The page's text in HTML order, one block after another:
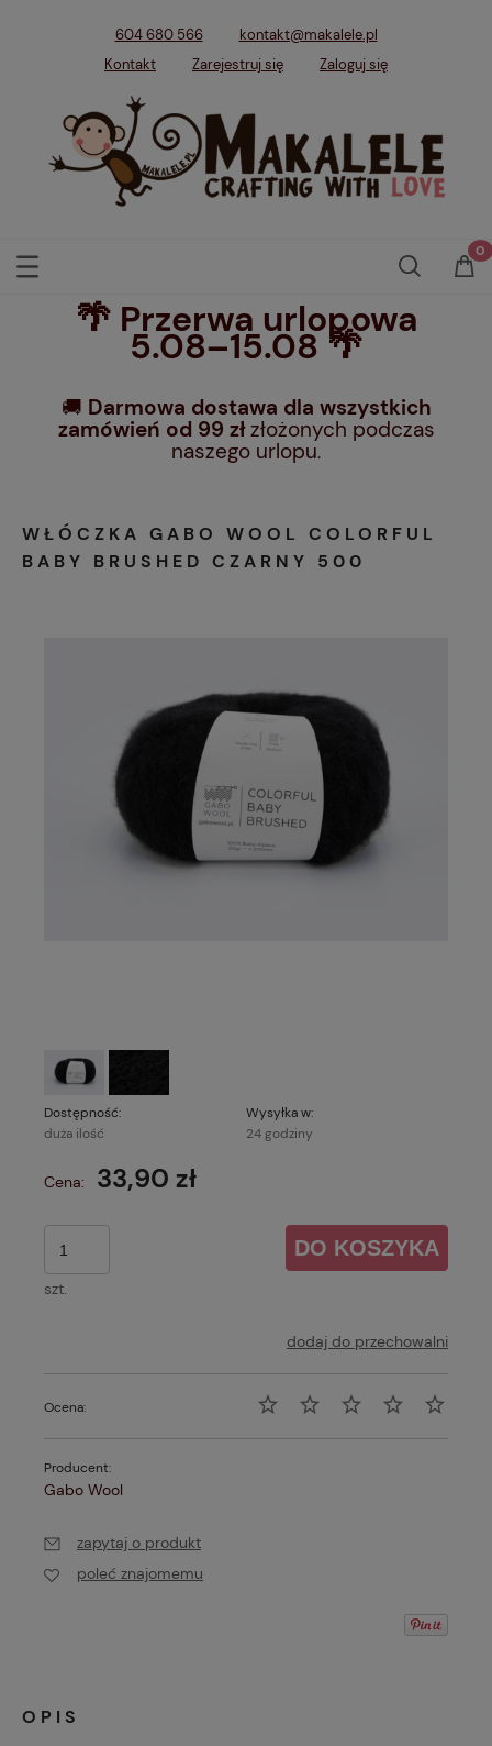
604 680 566
kontakt@makalele.pl
Kontakt
Zarejestruj się Zaloguj się
🌴 Przerwa urlopowa
5.08–15.08 🌴
🚚 Darmowa dostawa dla wszystkich
zamówień od 99 złzłożonych podczas
naszego urlopu.
WŁÓCZKA GABO WOOL COLORFUL
BABY BRUSHED CZARNY 500
Dostępność:
duża ilość
Wysyłka w:
24 godziny
Cena: 33,90 zł
szt.
DO KOSZYKA
dodaj do przechowalni
Ocena:
Producent:
Gabo Wool
zapytaj o produkt
poleć znajomemu
OPIS